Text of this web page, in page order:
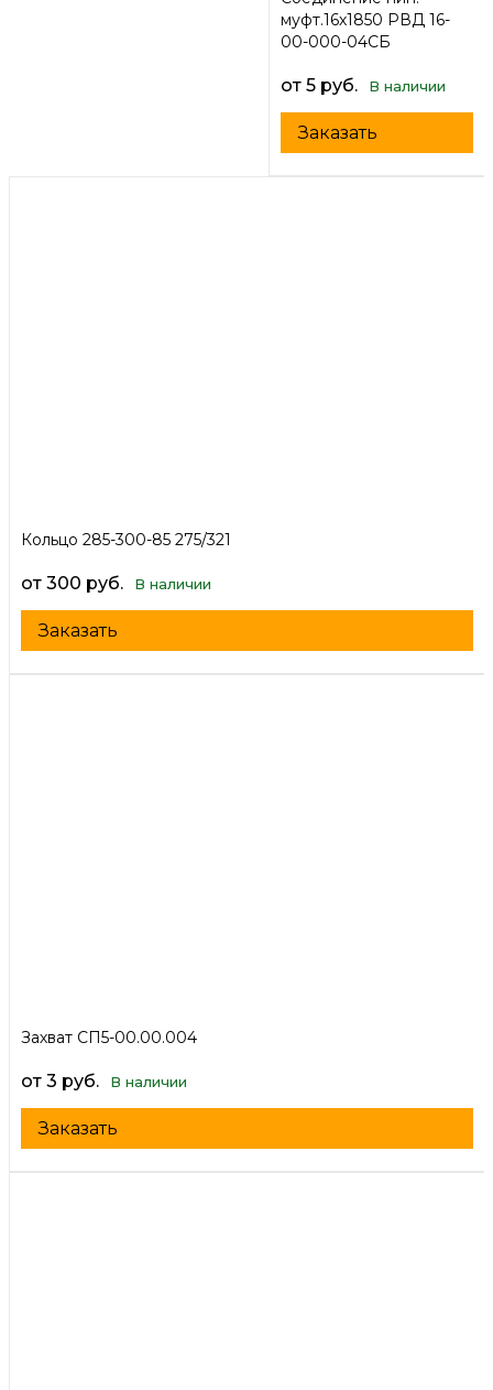
муфт.16х1850 РВД 16-
00-000-04СБ
от 5 руб. В наличии
Заказать
Кольцо 285-300-85 275/321
от 300 руб. В наличии
Заказать
Захват СП5-00.00.004
от 3 руб. В наличии
Заказать